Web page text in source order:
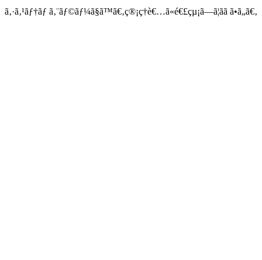
ã‚·ã‚¹ãƒ†ãƒ ã‚¨ãƒ©ãƒ¼ã§ã™ã€‚ç®¡ç†è€…ã«é€£çµ¡ã—ã¦ãã ã•ã„ã€‚